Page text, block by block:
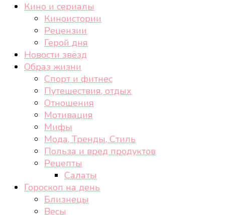
cheek-look.ru
Женский сайт о звездах и кино, а также трендах,
здоровом образе жизни, спорте, стиле, отдыхе и
Кино и сериалы
Киноистории
Рецензии
Герой дня
Новости звёзд
Образ жизни
Спорт и фитнес
Путешествия, отдых
Отношения
Мотивация
Мифы
Мода, Тренды, Стиль
Польза и вред продуктов
Рецепты
Салаты
Гороскоп на день
Близнецы
Весы